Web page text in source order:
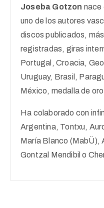
Joseba Gotzon nace
uno de los autores
discos publicados,
registradas, giras
Portugal, Croacia,
Uruguay, Brasil,
México, medalla de
Ha colaborado con
Argentina, Tontxu,
María Blanco (MabÜ),
Gontzal Mendibil o